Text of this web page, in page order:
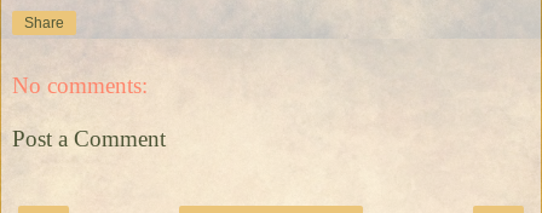
Share
No comments:
Post a Comment